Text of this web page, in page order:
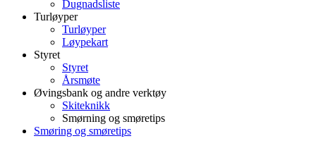
Dugnadsliste
Turløyper
Turløyper
Løypekart
Styret
Styret
Årsmøte
Øvingsbank og andre verktøy
Skiteknikk
Smørning og smøretips
Smøring og smøretips